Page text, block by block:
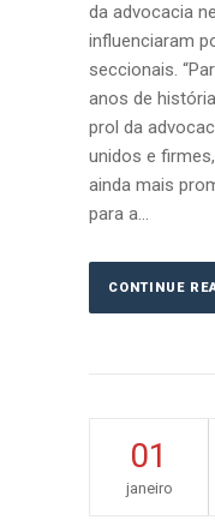
da advocacia
influenciaram
seccionais.
anos de
prol da
unidos e
ainda mais
para a...
CONTINUE
01
janeiro